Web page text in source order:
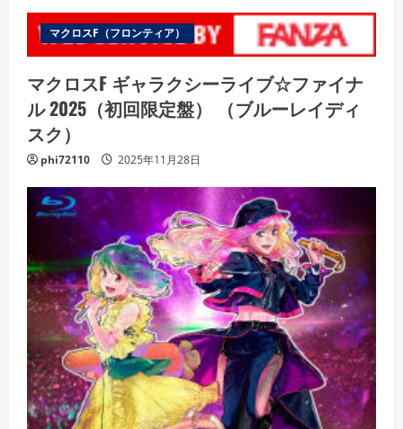
マクロスF（フロンティア）
マクロスF ギャラクシーライブ☆ファイナ
ル 2025（初回限定盤） （ブルーレイディ
スク）
phi72110 2025年11月28日